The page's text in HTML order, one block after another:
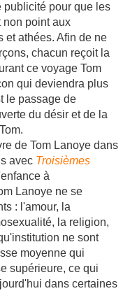
publicité pour que les
non point aux
et athées. Afin de ne
chacun reçoit la
ce voyage Tom
qui deviendra plus
le passage de
du désir et de la
de Tom Lanoye dans
avec Troisièmes
à
Lanoye ne se
: l'amour, la
la religion,
ne sont
moyenne qui
supérieure, ce qui
dans certaines